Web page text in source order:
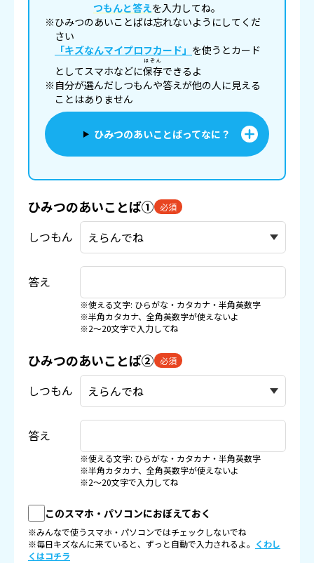
つもんと答えを入力してね。
※ひみつのあいことばは忘れないようにしてくだ
さい
「キズなんマイプロフカード」 を使うとカード
としてスマホなどに保存
ほぞん
できるよ
※自分が選んだしつもんや答えが他の人に見える
ことはありません
ひみつのあいことばってなに？
ひみつのあいことば① 必須
しつもん
答え
※使える文字: ひらがな・カタカナ・半角英数字
※半角カタカナ、全角英数字が使えないよ
※2〜20文字で入力してね
ひみつのあいことば② 必須
しつもん
答え
※使える文字: ひらがな・カタカナ・半角英数字
※半角カタカナ、全角英数字が使えないよ
※2〜20文字で入力してね
このスマホ・パソコンにおぼえておく
※みんなで使うスマホ・パソコンではチェックしないでね
※毎日キズなんに来ていると、ずっと自動で入力されるよ。 くわし
くはコチラ